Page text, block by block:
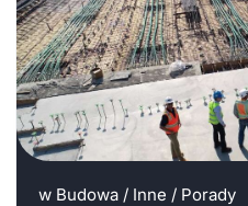
w Budowa / Inne / Porady